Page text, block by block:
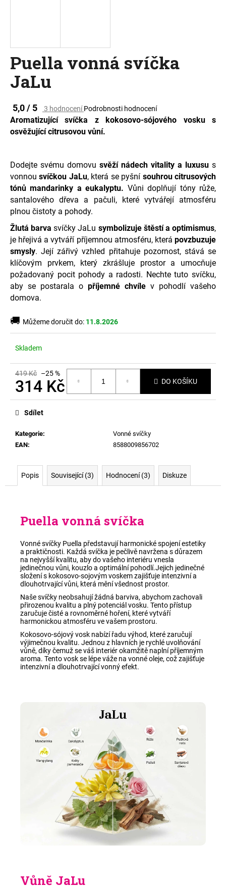
Puella vonná svíčka
JaLu
Průměrné
hodnocení
produktu
je
5
hvězdiček.
5,0 / 5 3 hodnocení Podrobnosti hodnocení
Aromatizující svíčka z kokosovo-sójového vosku s
osvěžující citrusovou vůní.
Dodejte svému domovu svěží nádech vitality a luxusu s
vonnousvíčkou JaLu, která se pyšní souhrou citrusových
tónů mandarinky a eukalyptu. Vůni doplňují tóny růže,
santalového dřeva a pačuli, které vytvářejí atmosféru
plnou čistoty a pohody.
Žlutá barva svíčky JaLu symbolizuje štěstí a optimismus,
je hřejivá a vytváří příjemnou atmosféru, která povzbuzuje
smysly. Její zářivý vzhled přitahuje pozornost, stává se
klíčovým prvkem, který zkrášluje prostor a umocňuje
požadovaný pocit pohody a radosti. Nechte tuto svíčku,
aby se postarala o příjemné chvíle v pohodlí vašeho
domova.
🚚 Můžeme doručit do: 11.8.2026
Skladem
419 Kč –25 %
314 Kč
Měrná
DO KOŠÍKU
Kategorie:
Vonné svíčky
EAN: 8588009856702
Sdílet
Popis Související (3) Hodnocení (3) Diskuze
Puella vonná svíčka
Vonné svíčky Puella představují harmonické spojení estetiky
a praktičnosti. Každá svíčka je pečlivě navržena s důrazem
na nejvyšší kvalitu, aby do vašeho interiéru vnesla
jedinečnou vůni, kouzlo a optimální pohodlí.Jejich jedinečné
složení s kokosovo-sojovým voskemzajišťuje intenzivní a
dlouhotrvající vůni, která mění všednost prostor.
Naše svíčky neobsahují žádná barviva, abychom zachovali
přirozenou kvalitu a plný potenciál vosku. Tento přístup
zaručuje čisté a rovnoměrné hoření, které vytváří
harmonickou atmosféru ve vašem prostoru.
Kokosovo-sójový vosk nabízí řadu výhod, které zaručují
výjimečnou kvalitu. Jednou z hlavních je rychlé uvolňování
vůně, díky čemuž se váš interiér okamžitě naplní příjemným
aroma. Tento vosk se lépe váže na vonné oleje, což zajišťuje
intenzivní a dlouhotrvající vonný efekt.
Vůně JaLu
t
?
HLEDAT
D
o
p
o
r
u
č
u
j
e
m
e